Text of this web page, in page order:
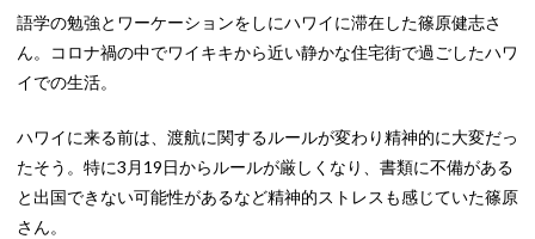
語学の勉強とワーケーションをしにハワイに滞在した篠原健志さ
ん。コロナ禍の中でワイキキから近い静かな住宅街で過ごしたハワ
イでの生活。
ハワイに来る前は、渡航に関するルールが変わり精神的に大変だっ
たそう。特に3月19日からルールが厳しくなり、書類に不備がある
と出国できない可能性があるなど精神的ストレスも感じていた篠原
さん。